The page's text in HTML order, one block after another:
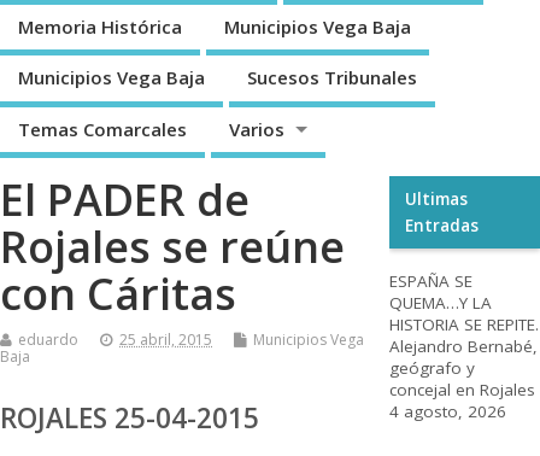
Memoria Histórica Municipios Vega Baja
Municipios Vega Baja Sucesos Tribunales
Temas Comarcales Varios
El PADER de
Rojales se reúne
con Cáritas
eduardo 25 abril, 2015
Municipios Vega
Baja
ROJALES 25-04-2015
Ultimas
Entradas
ESPAÑA SE
QUEMA…Y LA
HISTORIA SE REPITE.
Alejandro Bernabé,
geógrafo y
concejal en Rojales
4 agosto, 2026